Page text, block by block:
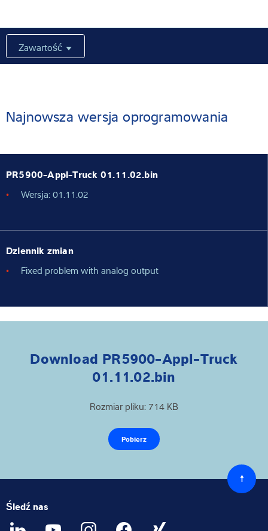
O nasZawartość
Najnowsza wersja oprogramowania
PR5900-Appl-Truck 01.11.02.bin
Wersja: 01.11.02
Dziennik zmian
Fixed problem with analog output
Download PR5900-Appl-Truck
01.11.02.bin
Rozmiar pliku: 714 KB
Pobierz
Powrót
do
góry
Śledź nas